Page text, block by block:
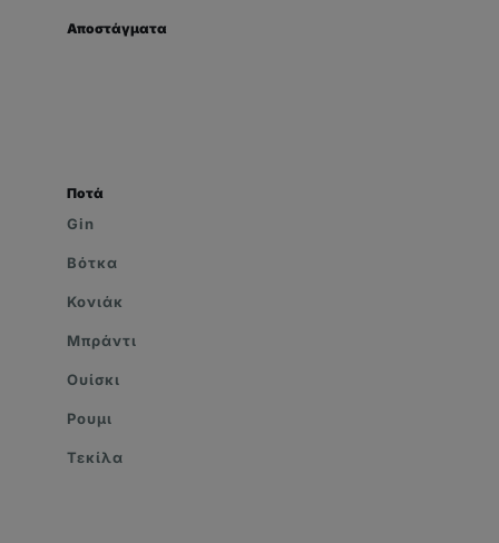
Αποστάγματα
Ποτά
Gin
Βότκα
Κονιάκ
Μπράντι
Ουίσκι
Ρουμι
Τεκίλα